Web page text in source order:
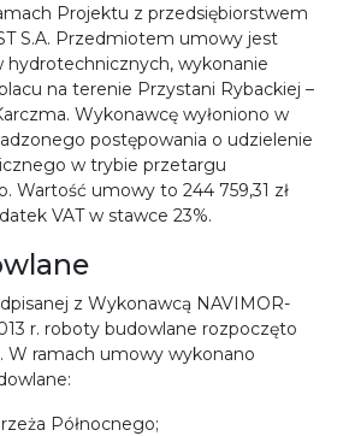
Projektu z przedsiębiorstwem
S.A. Przedmiotem umowy jest
wykonanie
na terenie Przystani Rybackiej –
Wykonawcę wyłoniono w
postępowania o udzielenie
w trybie przetargu
Wartość umowy to 244 759,31 zł
VAT w stawce 23%.
z Wykonawcą NAVIMOR-
r. roboty budowlane rozpoczęto
W ramach umowy wykonano
Północnego;